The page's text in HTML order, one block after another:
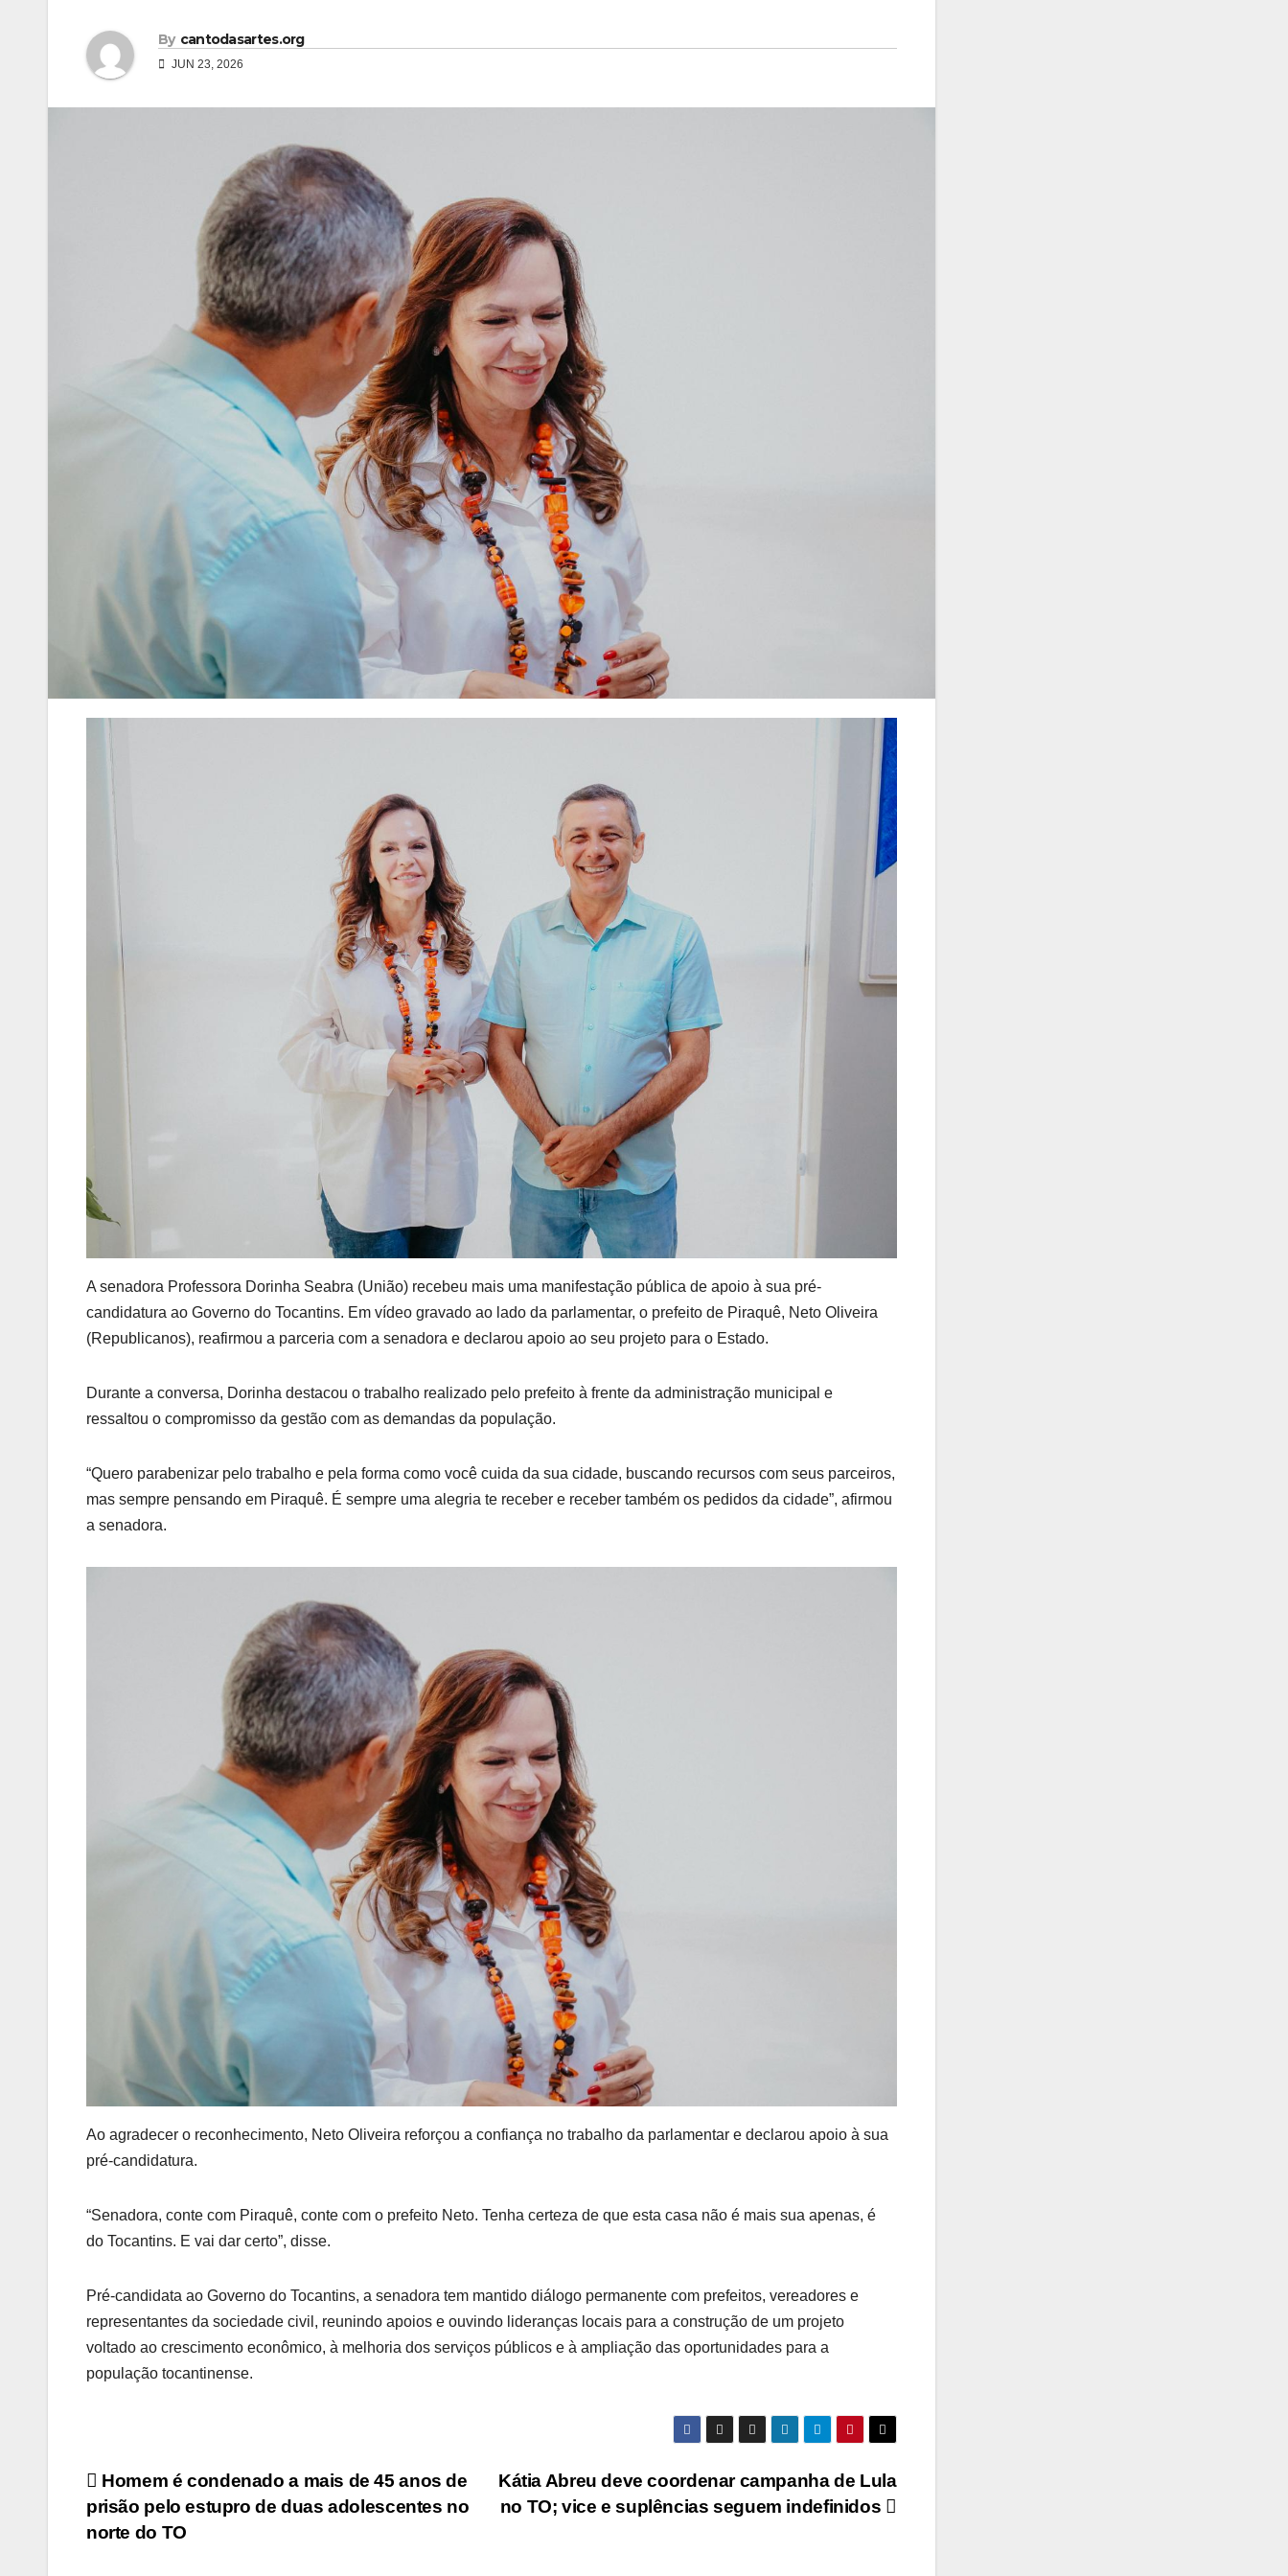
By cantodasartes.org
JUN 23, 2026
A senadora Professora Dorinha Seabra (União) recebeu mais uma manifestação pública de apoio à sua pré-
candidatura ao Governo do Tocantins. Em vídeo gravado ao lado da parlamentar, o prefeito de Piraquê, Neto Oliveira
(Republicanos), reafirmou a parceria com a senadora e declarou apoio ao seu projeto para o Estado.
Durante a conversa, Dorinha destacou o trabalho realizado pelo prefeito à frente da administração municipal e
ressaltou o compromisso da gestão com as demandas da população.
“Quero parabenizar pelo trabalho e pela forma como você cuida da sua cidade, buscando recursos com seus parceiros,
mas sempre pensando em Piraquê. É sempre uma alegria te receber e receber também os pedidos da cidade”, afirmou
a senadora.
Ao agradecer o reconhecimento, Neto Oliveira reforçou a confiança no trabalho da parlamentar e declarou apoio à sua
pré-candidatura.
“Senadora, conte com Piraquê, conte com o prefeito Neto. Tenha certeza de que esta casa não é mais sua apenas, é
do Tocantins. E vai dar certo”, disse.
Pré-candidata ao Governo do Tocantins, a senadora tem mantido diálogo permanente com prefeitos, vereadores e
representantes da sociedade civil, reunindo apoios e ouvindo lideranças locais para a construção de um projeto
voltado ao crescimento econômico, à melhoria dos serviços públicos e à ampliação das oportunidades para a
população tocantinense.
Post
navigation
Kátia Abreu deve coordenar campanha de Lula
no TO; vice e suplências seguem indefinidos
Homem é condenado a mais de 45 anos de
prisão pelo estupro de duas adolescentes no
norte do TO